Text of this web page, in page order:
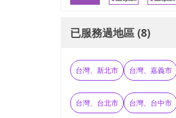
已服務過地區 (8)
台灣、新北市 台灣、嘉義市
台灣、台北市 台灣、台中市